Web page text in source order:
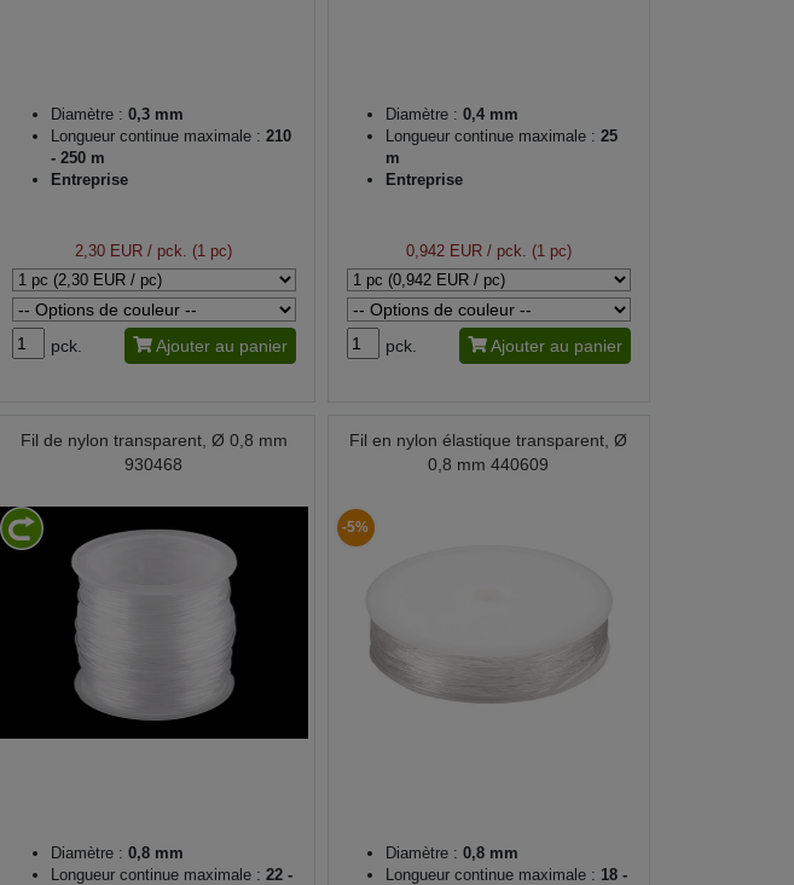
Diamètre : 0,3 mm
Longueur continue maximale : 210
- 250 m
Entreprise
2,30 EUR / pck. (1 pc)
pck. Ajouter au panier
Diamètre : 0,4 mm
Longueur continue maximale : 25
m
Entreprise
0,942 EUR/ pck. (1 pc)
pck. Ajouter au panier
Fil de nylon transparent, Ø 0,8 mm
930468
Diamètre : 0,8 mm
Longueur continue maximale : 22 -
Fil en nylon élastique transparent, Ø
0,8 mm 440609
-5%
Diamètre : 0,8 mm
Longueur continue maximale : 18 -